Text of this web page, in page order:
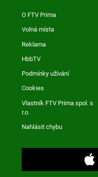
O FTV Prima
Volná místa
Reklama
HbbTV
Podmínky užívání
Cookies
Vlastník FTV Prima spol. s
r.o.
Nahlásit chybu